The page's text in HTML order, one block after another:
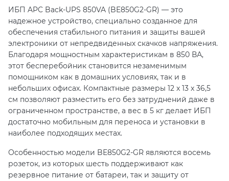
ИБП APC Back-UPS 850VA (BE850G2-GR) — это
надежное устройство, специально созданное для
обеспечения стабильного питания и защиты вашей
электроники от непредвиденных скачков напряжения.
Благодаря мощностным характеристикам в 850 ВА,
этот бесперебойник становится незаменимым
помощником как в домашних условиях, так и в
небольших офисах. Компактные размеры 12 x 13 x 36,5
см позволяют разместить его без затруднений даже в
ограниченном пространстве, а вес в 5 кг делает ИБП
достаточно мобильным для переноса и установки в
наиболее подходящих местах.
Особенностью модели BE850G2-GR являются восемь
розеток, из которых шесть поддерживают как
резервное питание от батареи, так и защиту от